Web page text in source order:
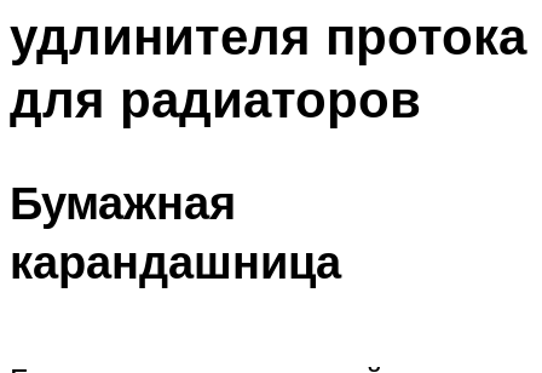
удлинителя протока
для радиаторов
Бумажная
карандашница